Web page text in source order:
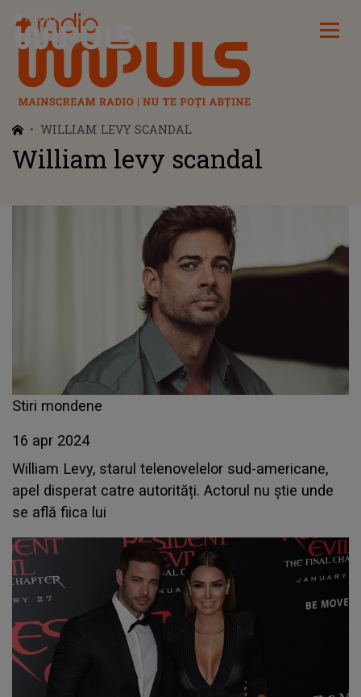
Radio Impuls
WILLIAM LEVY SCANDAL
William levy scandal
Stiri mondene
16 apr 2024
William Levy, starul telenovelelor sud-americane,
apel disperat catre autorități. Actorul nu știe unde
se află fiica lui